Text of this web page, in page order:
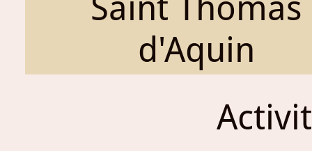
Saint Thomas
d'Aquin